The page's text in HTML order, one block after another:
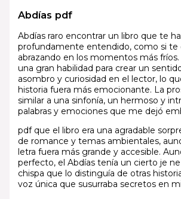
Abdías pdf
Abdías raro encontrar un libro que te
profundamente entendido, como si te
abrazando en los momentos más
una gran habilidad para crear un
asombro y curiosidad en el lector, lo
historia fuera más emocionante. La
similar a una sinfonía, un hermoso y
palabras y emociones que me dejó
pdf que el libro era una agradable
de romance y temas ambientales,
letra fuera más grande y accesible.
perfecto, el Abdías tenía un cierto je ne
chispa que lo distinguía de otras
voz única que susurraba secretos en